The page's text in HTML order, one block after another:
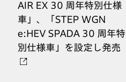
AIR EX 30 周年特別仕様
車」、「STEP WGN
e:HEV SPADA 30 周年特
別仕様車」を設定し発売